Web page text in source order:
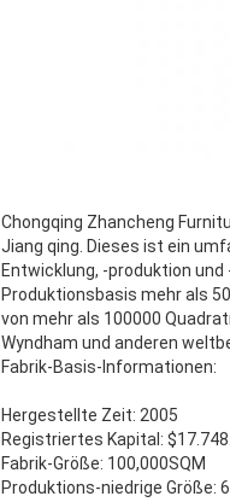
Chongqing Zhancheng
Jiang qing. Dieses ist ein
Entwicklung, -produktion
Produktionsbasis mehr als
von mehr als 100000
Wyndham und anderen
Fabrik-Basis-Informationen:
Hergestellte Zeit: 2005
Registriertes Kapital:
Fabrik-Größe: 100,000SQM
Produktions-niedrige Größe: